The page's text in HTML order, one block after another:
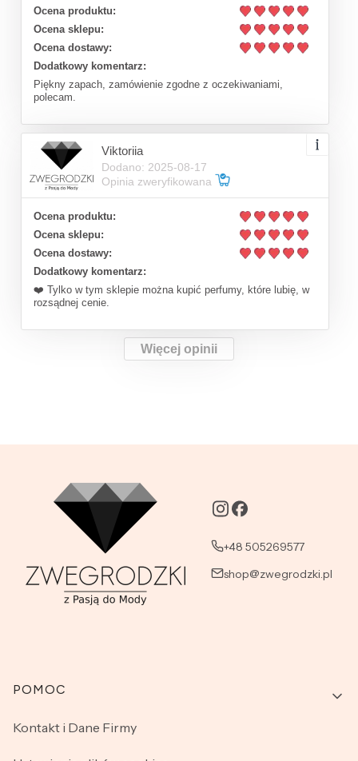
Ocena produktu:
Ocena sklepu:
Ocena dostawy:
Dodatkowy komentarz:
Piękny zapach, zamówienie zgodne z oczekiwaniami,
polecam.
Viktoriia
Dodano: 2025-08-17
Opinia zweryfikowana
Ocena produktu:
Ocena sklepu:
Ocena dostawy:
Dodatkowy komentarz:
❤️ Tylko w tym sklepie można kupić perfumy, które lubię, w
rozsądnej cenie.
Więcej opinii
+48 505269577
shop@zwegrodzki.pl
Linki w stopce
POMOC
Kontakt i Dane Firmy